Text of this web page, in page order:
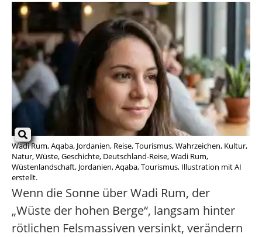
Wadi Rum, Aqaba, Jordanien, Reise, Tourismus, Wahrzeichen, Kultur,
Natur, Wüste, Geschichte, Deutschland-Reise, Wadi Rum,
Wüstenlandschaft, Jordanien, Aqaba, Tourismus, Illustration mit AI
erstellt.
Wenn die Sonne über Wadi Rum, der
„Wüste der hohen Berge“, langsam hinter
rötlichen Felsmassiven versinkt, verändern